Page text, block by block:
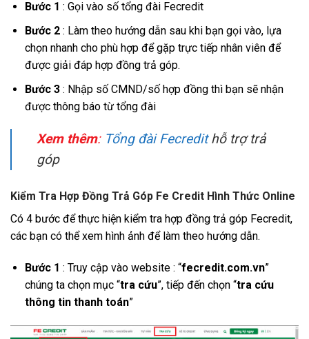
Bước 1 : Gọi vào số tổng đài Fecredit
Bước 2: Làm theo hướng dẫn sau khi bạn gọi vào, lựa
chọn nhanh cho phù hợp để gặp trực tiếp nhân viên để
được giải đáp hợp đồng trả góp.
Bước 3: Nhập số CMND/số hợp đồng thì bạn sẽ nhận
được thông báo từ tổng đài
Xem thêm: Tổng đài Fecredithỗ trợ trả
góp
Kiểm Tra Hợp Đồng Trả Góp Fe Credit Hình Thức Online
Có 4 bước để thực hiện kiểm tra hợp đồng trả góp Fecredit,
các bạn có thể xem hình ảnh để làm theo hướng dẫn.
Bước 1 : Truy cập vào website : “fecredit.com.vn”
chúng ta chọn mục “tra cứu”, tiếp đến chọn “tra cứu
thông tin thanh toán”